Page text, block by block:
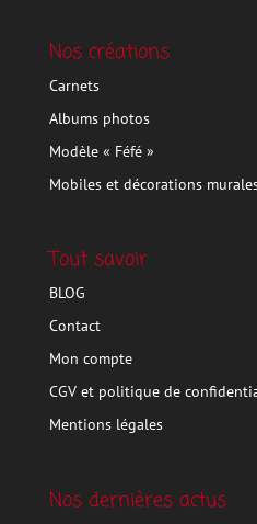
Nos créations
Carnets
Albums photos
Modèle « Féfé »
Mobiles et décorations
Tout savoir
BLOG
Contact
Mon compte
CGV et politique de
Mentions légales
Nos dernières actus